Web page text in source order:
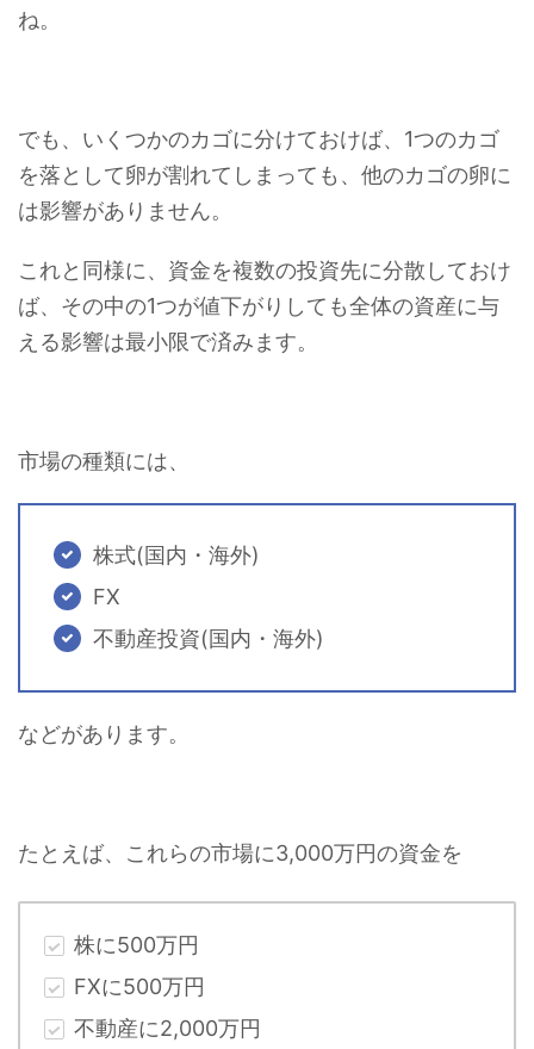
ね。
でも、いくつかのカゴに分けておけば、1つのカゴ
を落として卵が割れてしまっても、他のカゴの卵に
は影響がありません。
これと同様に、資金を複数の投資先に分散しておけ
ば、その中の1つが値下がりしても全体の資産に与
える影響は最小限で済みます。
市場の種類には、
株式(国内・海外)
FX
不動産投資(国内・海外)
などがあります。
たとえば、これらの市場に3,000万円の資金を
株に500万円
FXに500万円
不動産に2,000万円